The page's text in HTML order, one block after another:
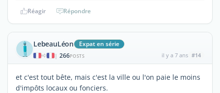
Réagir Répondre
LebeauLéon Expat en série
| 266POSTS il y a 7 ans #14
et c'est tout bête, mais c'est la ville ou l'on paie le moins
d'impôts locaux ou fonciers.